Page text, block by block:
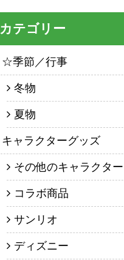
カテゴリー
☆季節／行事
冬物
夏物
キャラクターグッズ
その他のキャラクター
コラボ商品
サンリオ
ディズニー